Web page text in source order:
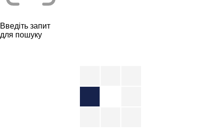
Введіть запит
для пошуку